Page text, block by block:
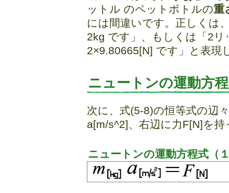
ットル のペットボトルの重
には間違いです。正しくは
2kg です」、もしくは「2
2×9.80665[N] です」と表現
ニュートンの運動方
次に、式(5-8)の恒等式の辺
a[m/s^2]、右辺に力F[N]を
ニュートンの運動方程式（